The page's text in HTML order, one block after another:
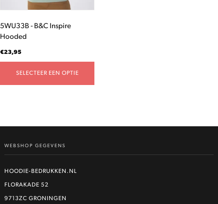
5WU33B - B&C Inspire
Hooded
€23,95
SELECTEER EEN OPTIE
op
de
productpagina
WEBSHOP GEGEVENS
HOODIE-BEDRUKKEN.NL
FLORAKADE 52
9713ZC GRONINGEN